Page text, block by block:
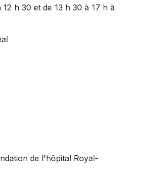
h 30 et de 13 h 30 à 17 h à
de l'hôpital Royal-